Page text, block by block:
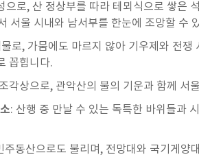
으로, 산 정상부를 따라 테뫼식으로 쌓은
서울 시내와 남서부를 한눈에 조망할 수
로, 가뭄에도 마르지 않아 기우제와 전
꼽힙니다.
각상으로, 관악산의 불의 기운과 함께 서
: 산행 중 만날 수 있는 독특한 바위들과
주동산으로도 불리며, 전망대와 국기게양